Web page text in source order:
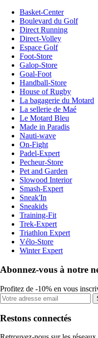
Basket-Center
Boulevard du Golf
Direct Running
Direct-Volley
Espace Golf
Foot-Store
Galop-Store
Goal-Foot
Handball-Store
House of Rugby
La bagagerie du Motard
La sellerie de Maé
Le Motard Bleu
Made in Paradis
Nauti-wave
On-Fight
Padel-Expert
Pecheur-Store
Pet and Garden
Slowood Interior
Smash-Expert
Sneak'In
Sneakids
Training-Fit
Trek-Expert
Triathlon Expert
Vélo-Store
Winter Expert
Abonnez-vous à notre
Profitez de -10% en vous
Restons connectés